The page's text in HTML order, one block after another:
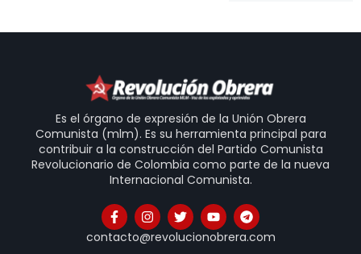
Es el órgano de expresión de la Unión Obrera
Comunista (mlm). Es su herramienta principal para
contribuir a la construcción del Partido Comunista
Revolucionario de Colombia como parte de la nueva
Internacional Comunista.
contacto@revolucionobrera.com